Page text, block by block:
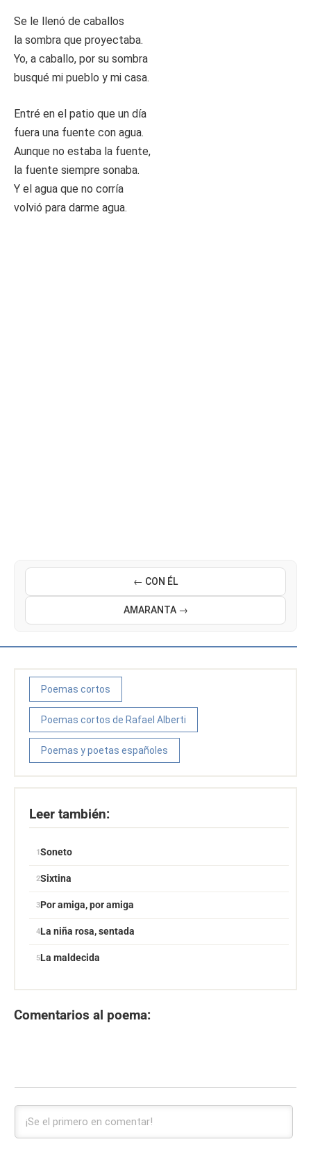
Se le llenó de caballos
la sombra que proyectaba.
Yo, a caballo, por su sombra
busqué mi pueblo y mi casa.
Entré en el patio que un día
fuera una fuente con agua.
Aunque no estaba la fuente,
la fuente siempre sonaba.
Y el agua que no corría
volvió para darme agua.
← CON ÉL
AMARANTA →
Poemas cortos
Poemas cortos de Rafael Alberti
Poemas y poetas españoles
Leer también:
Soneto
Sixtina
Por amiga, por amiga
La niña rosa, sentada
La maldecida
Comentarios al poema: